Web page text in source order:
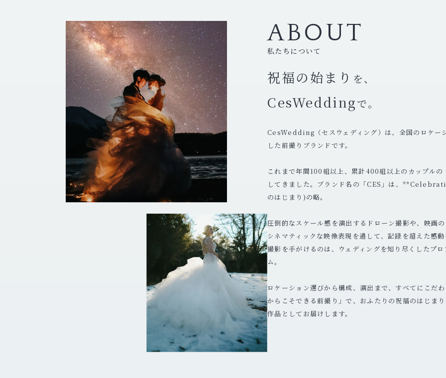
ABOUT
私たちについて
祝福の始まり を、
CesWeddingで。
CesWedding（セスウェディング）は、全国のロケー
した前撮りブランドです。
これまで年間100組以上、累計400組以上のカップルの
してきました。ブランド名の「CES」は、
のはじまり)の略。
圧倒的なスケール感を演出するドローン撮影や、映画
シネマティックな映像表現を通して、記録を超えた感動
撮影を手がけるのは、ウェディングを知り尽くしたプロ
ム。
ロケーション選びから構成、演出まで、すべてにこだ
からこそできる前撮り」で、おふたりの祝福のはじま
作品としてお届けします。